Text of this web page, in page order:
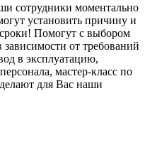
сотрудники моментально
установить причину и
Помогут с выбором
от требований
в эксплуатацию,
мастер-класс по
для Вас наши